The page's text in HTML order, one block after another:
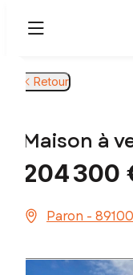
Retour
Maison à
204 300
Paron - 89100